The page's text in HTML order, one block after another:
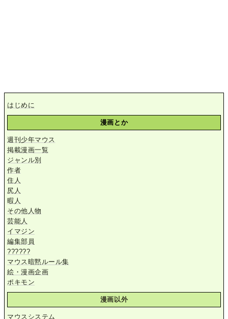
はじめに
漫画とか
週刊少年マウス
掲載漫画一覧
ジャンル別
作者
住人
尻人
暇人
その他人物
芸能人
イマジン
編集部員
??????
マウス暗黙ルール集
絵・漫画企画
ポキモン
漫画以外
マウスシステム